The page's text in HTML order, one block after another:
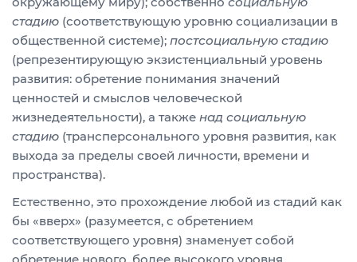
стадию (соответствующую уровню социализации в
общественной системе); постсоциальную стадию
(репрезентирующую экзистенциальный уровень
развития: обретение понимания значений
ценностей и смыслов человеческой
жизнедеятельности), а также над социальную
стадию (трансперсонального уровня развития, как
выхода за пределы своей личности, времени и
пространства).
Естественно, это прохождение любой из стадий как
бы «вверх» (разумеется, с обретением
соответствующего уровня) знаменует собой
обретение нового, более высокого уровня